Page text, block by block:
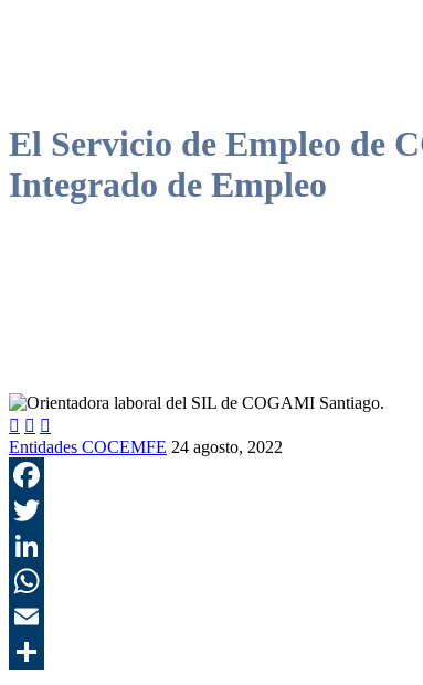
El Servicio de Empleo de
Integrado de Empleo
  
Entidades COCEMFE 24 agosto, 2022